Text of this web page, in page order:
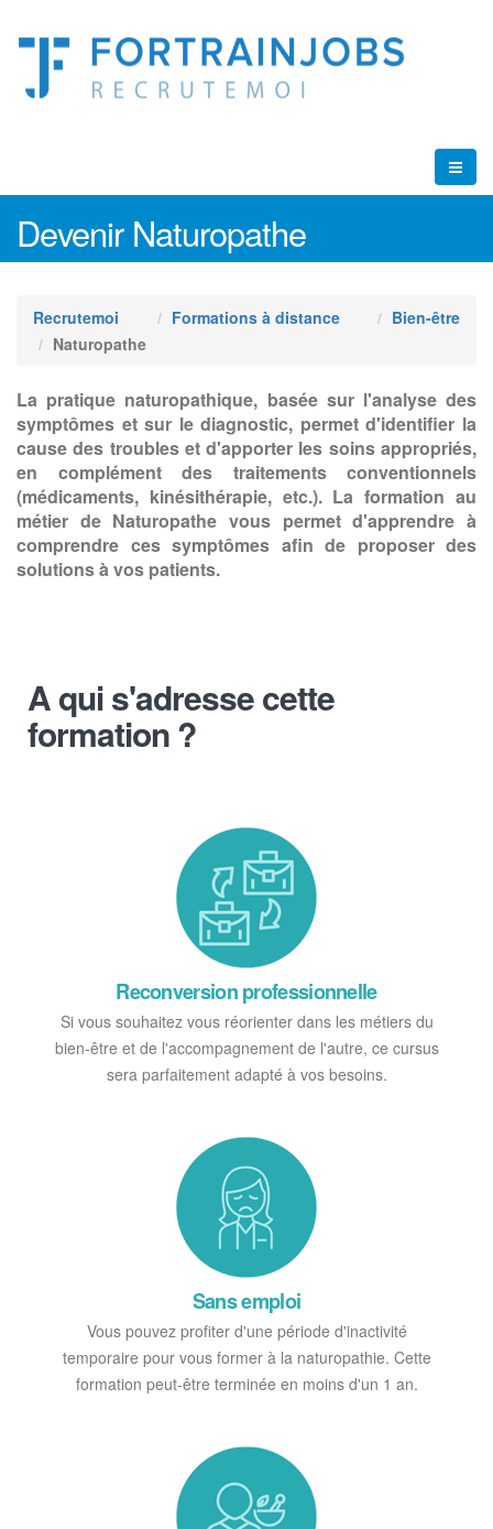
Devenir Naturopathe
Recrutemoi Formations à distance
Bien-être
Naturopathe
La pratique naturopathique, basée sur l'analyse des
symptômes et sur le diagnostic, permet d'identifier la
cause des troubles et d'apporter les soins appropriés,
en complément des traitements conventionnels
(médicaments, kinésithérapie, etc.). La formation au
métier de Naturopathe vous permet d'apprendre à
comprendre ces symptômes afin de proposer des
solutions à vos patients.
A qui s'adresse cette
formation ?
Reconversion professionnelle
Si vous souhaitez vous réorienter dans les métiers du
bien-être et de l'accompagnement de l'autre, ce cursus
sera parfaitement adapté à vos besoins.
Sans emploi
Vous pouvez profiter d'une période d'inactivité
temporaire pour vous former à la naturopathie. Cette
formation peut-être terminée en moins d'un 1 an.